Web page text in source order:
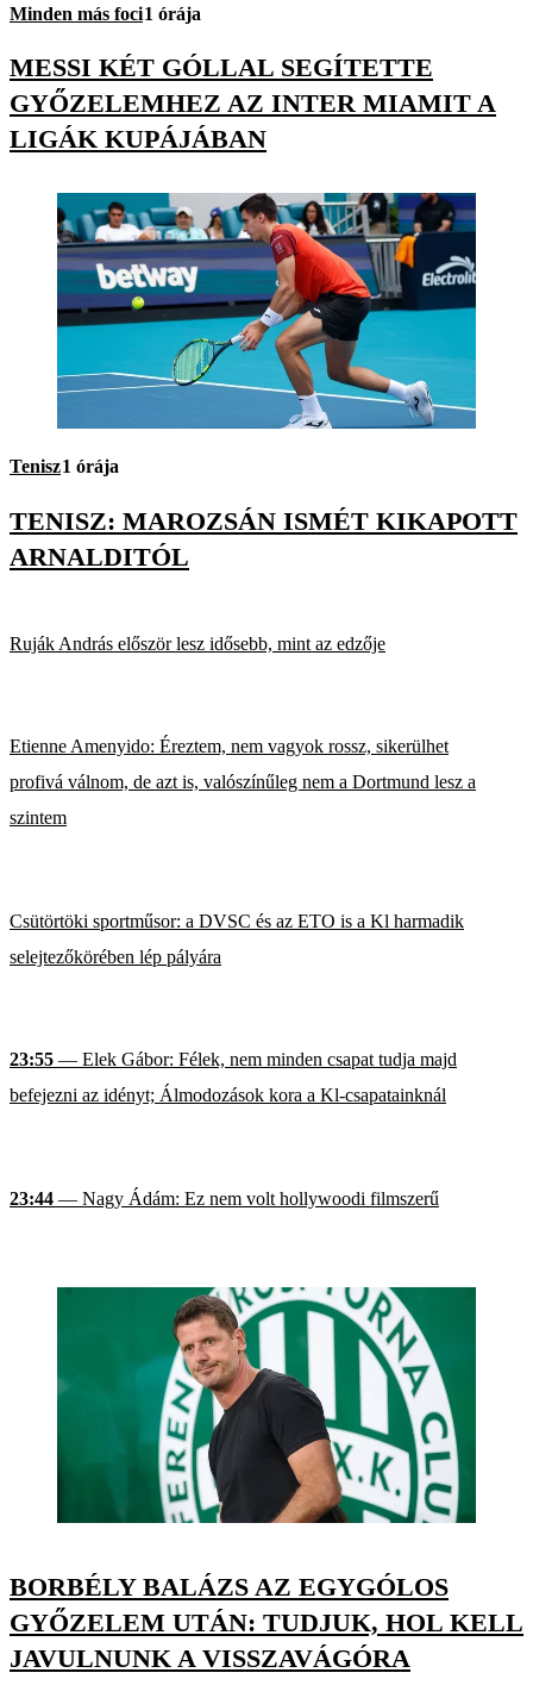
Minden más foci1 órája
MESSI KÉT GÓLLAL SEGÍTETTE
GYŐZELEMHEZ AZ INTER MIAMIT A
LIGÁK KUPÁJÁBAN
Tenisz1 órája
TENISZ: MAROZSÁN ISMÉT KIKAPOTT
ARNALDITÓL
Ruják András először lesz idősebb, mint az edzője
Etienne Amenyido: Éreztem, nem vagyok rossz, sikerülhet
profivá válnom, de azt is, valószínűleg nem a Dortmund lesz a
szintem
Csütörtöki sportműsor: a DVSC és az ETO is a Kl harmadik
selejtezőkörében lép pályára
23:55 — Elek Gábor: Félek, nem minden csapat tudja majd
befejezni az idényt; Álmodozások kora a Kl-csapatainknál
23:44 — Nagy Ádám: Ez nem volt hollywoodi filmszerű
BORBÉLY BALÁZS AZ EGYGÓLOS
GYŐZELEM UTÁN: TUDJUK, HOL KELL
JAVULNUNK A VISSZAVÁGÓRA